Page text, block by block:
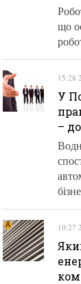
що
15:28
У
–
10:27